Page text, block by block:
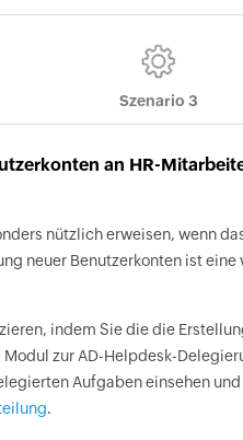
Szenario 3
an HR-
nützlich erweisen, wenn
neuer Benutzerkonten ist
indem Sie die die
zur AD-Helpdesk-
Aufgaben einsehen
.